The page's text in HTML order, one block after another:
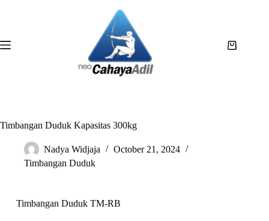
Timbangan Duduk Kapasitas 300kg
Nadya Widjaja
October 21, 2024
Timbangan Duduk
Timbangan Duduk TM-RB